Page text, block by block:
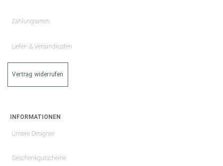
Zahlungsarten
Liefer- & Versandkosten
Vertrag widerrufen
INFORMATIONEN
Unsere Designer
Geschenkgutscheine